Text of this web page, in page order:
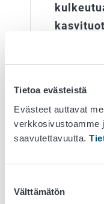
Tietoa evästeistä
Evästeet auttavat
verkkosivustoamme
saavutettavuutta.
valinta
Välttämätön
kesänä
esiintymää